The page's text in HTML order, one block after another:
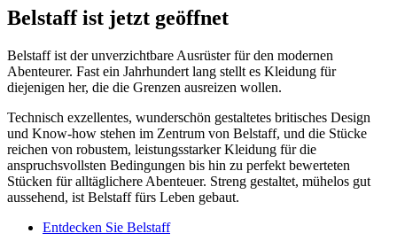
Belstaff ist jetzt geöffnet
Belstaff ist der unverzichtbare Ausrüster für den modernen
Abenteurer. Fast ein Jahrhundert lang stellt es Kleidung für
diejenigen her, die die Grenzen ausreizen wollen.
Technisch exzellentes, wunderschön gestaltetes britisches Design
und Know-how stehen im Zentrum von Belstaff, und die Stücke
reichen von robustem, leistungsstarker Kleidung für die
anspruchsvollsten Bedingungen bis hin zu perfekt bewerteten
Stücken für alltäglichere Abenteuer. Streng gestaltet, mühelos gut
aussehend, ist Belstaff fürs Leben gebaut.
Entdecken Sie Belstaff